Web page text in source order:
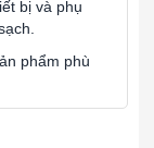
bị và phụ
phẩm phù